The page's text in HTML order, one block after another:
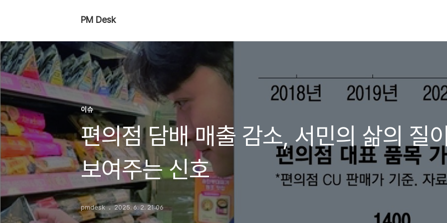
PM Desk
이슈
편의점 담배 매출 감소, 서민의 삶의 질
보여주는 신호
pmdesk 2025. 6. 2. 21:06